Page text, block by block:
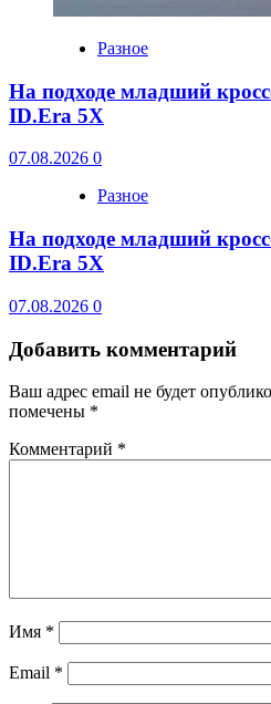
Разное
На подходе младший
ID.Era 5X
07.08.2026 0
Разное
На подходе младший
ID.Era 5X
07.08.2026 0
Добавить комментарий
Ваш адрес email не будет
помечены *
Комментарий *
Имя *
Email *